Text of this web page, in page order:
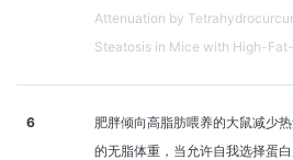
Attenuation by
Steatosis in Mice with High-
6
肥胖倾向高脂肪喂养的大鼠减少
的无脂体重，当允许自我选择蛋